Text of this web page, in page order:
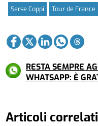
Serse Coppi
Tour de France
RESTA SEMPRE
WHATSAPP: È
Articoli correlati